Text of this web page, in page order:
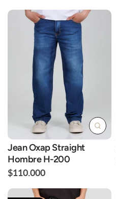
Jean Oxap Straight
Hombre H-200
$110.000